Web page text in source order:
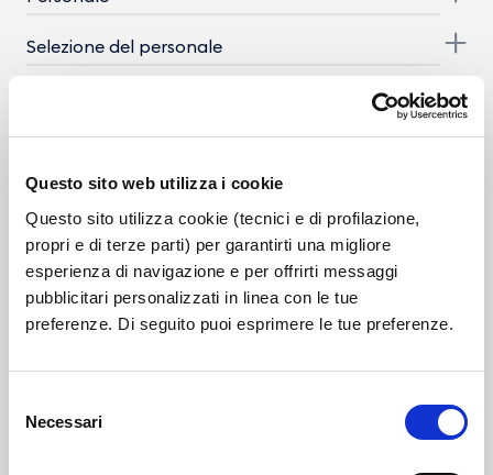
Questo sito web utilizza i cookie
Questo sito utilizza cookie (tecnici e di profilazione,
propri e di terze parti) per garantirti una migliore
esperienza di navigazione e per offrirti messaggi
pubblicitari personalizzati in linea con le tue
preferenze. Di seguito puoi esprimere le tue preferenze.
delNecessari
Selezione del personale
Controlli sulle imprese
Bandi di gara e contratti
Bilanci